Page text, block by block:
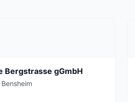
Bergstrasse gGmbH